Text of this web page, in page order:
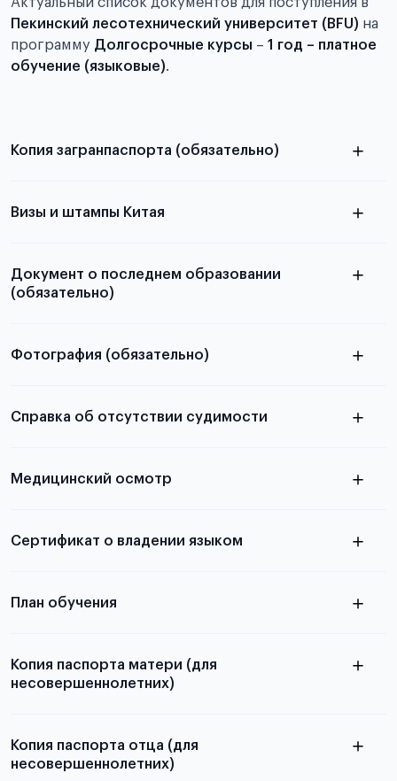
Пекинский лесотехнический университет (BFU) на
программу Долгосрочные курсы – 1 год – платное
обучение (языковые).
Копия загранпаспорта (обязательно)
паспорта
Визы и штампы Китая
Документ о последнем образовании
(обязательно)
абитуриентов, изложена в статье.
Фотография (обязательно)
принимаются
Справка об отсутствии судимости
Медицинский осмотр
Для примеров заполнения и пустых
Сертификат о владении языком
План обучения
Копия паспорта матери (для
несовершеннолетних)
Копия паспорта отца (для
несовершеннолетних)